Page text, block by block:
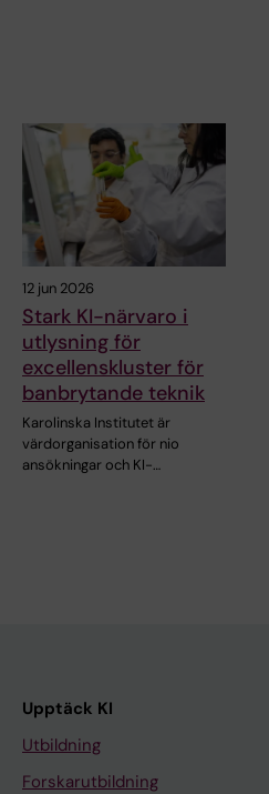
12 jun 2026
Stark KI-närvaro i
utlysning för
excellenskluster för
banbrytande teknik
Karolinska Institutet är
värdorganisation för nio
ansökningar och KI-…
Upptäck KI
Utbildning
Forskarutbildning